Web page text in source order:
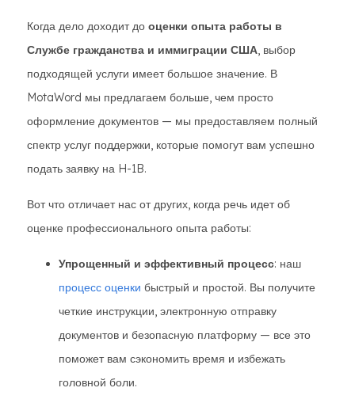
Когда дело доходит до оценки опыта работы в
Службе гражданства и иммиграции США, выбор
подходящей услуги имеет большое значение. В
MotaWord мы предлагаем больше, чем просто
оформление документов — мы предоставляем полный
спектр услуг поддержки, которые помогут вам успешно
подать заявку на H-1B.
Вот что отличает нас от других, когда речь идет об
оценке профессионального опыта работы:
Упрощенный и эффективный процесс: наш
процесс оценки быстрый и простой. Вы получите
четкие инструкции, электронную отправку
документов и безопасную платформу — все это
поможет вам сэкономить время и избежать
головной боли.